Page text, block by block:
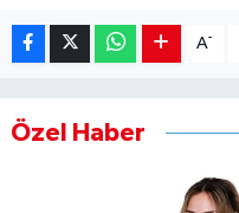
A-
Özel Haber